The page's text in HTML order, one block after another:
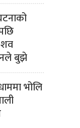
बुझे
भोलि